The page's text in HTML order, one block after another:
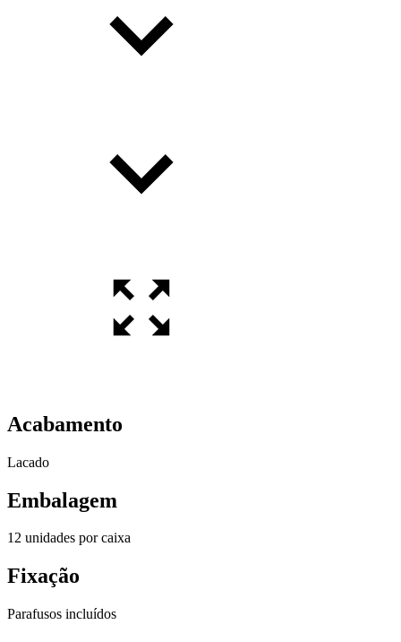
Acabamento
Lacado
Embalagem
12 unidades por caixa
Fixação
Parafusos incluídos